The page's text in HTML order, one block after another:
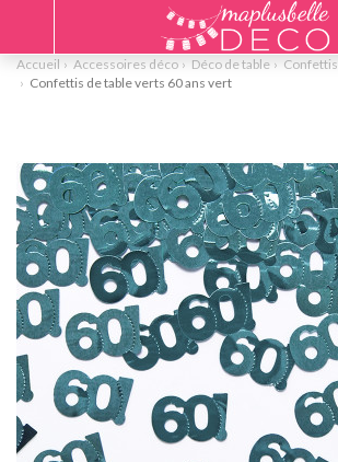
Accueil Accessoires déco Déco de table
Confettis
Confettis de table verts 60 ans vert